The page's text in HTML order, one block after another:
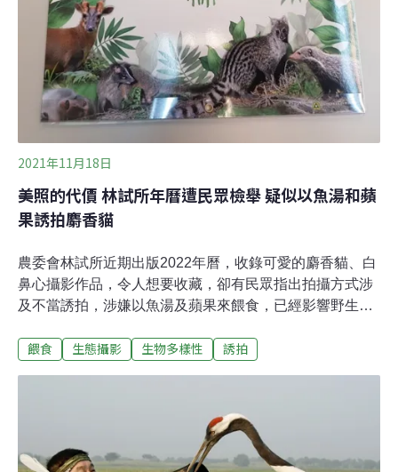
到那美麗身影。八色鳥活動的地方，也常有小彎嘴畫眉出
沒，被誘拍的對象還有共域物種，甚至近幾年族群擴張迅
速的外來種白腰鵲鴝，也常出現在鳥友搭建的舞台上。等
2021年11月18日
美照的代價 林試所年曆遭民眾檢舉 疑似以魚湯和蘋
果誘拍麝香貓
農委會林試所近期出版2022年曆，收錄可愛的麝香貓、白
鼻心攝影作品，令人想要收藏，卻有民眾指出拍攝方式涉
及不當誘拍，涉嫌以魚湯及蘋果來餵食，已經影響野生動
者為前福山研究中心主任、林試所技術服務組組長劉一
的把關上也會更謹慎。曾彥學並藉此呼籲社會大眾，不該
以不當的手法進行動物誘拍。公家機關年曆使用涉誘拍照
片 遭民眾檢舉年底將至，各機關行號紛紛推出2022年曆，
餵食 生態攝影 生物多樣性 誘拍